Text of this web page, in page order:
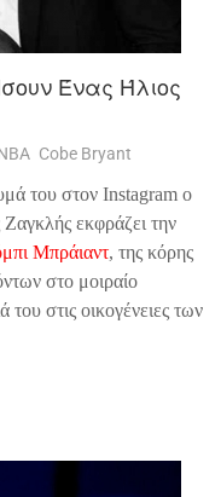
Ένας Ήλιος
Cobe Bryant
του στον Instagram ο
εκφράζει την
Μπράιαντ, της κόρης
στο μοιραίο
του στις οικογένειες των